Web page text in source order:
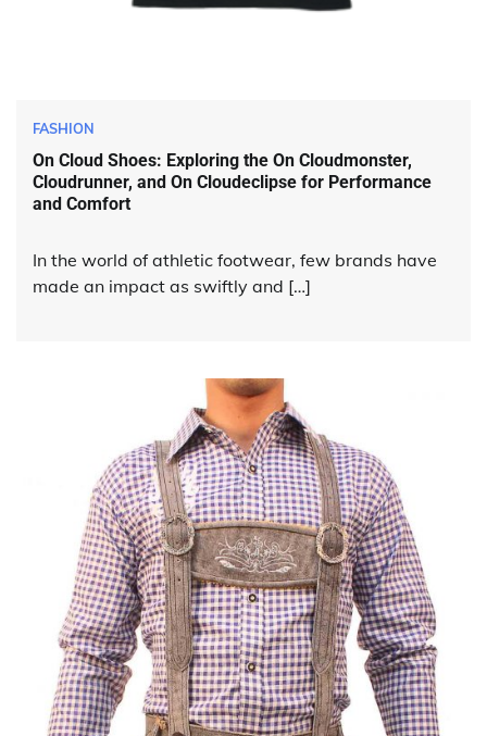
FASHION
On Cloud Shoes: Exploring the On Cloudmonster,
Cloudrunner, and On Cloudeclipse for Performance
and Comfort
In the world of athletic footwear, few brands have
made an impact as swiftly and […]